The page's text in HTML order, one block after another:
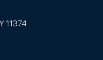
11374